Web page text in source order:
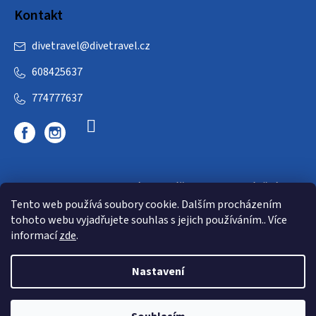
Tento web používá soubory cookie. Dalším procházením
tohoto webu vyjadřujete souhlas s jejich používáním.. Více
informacízde.
Nastavení
Kontakt
divetravel@divetravel.cz
608425637
774777637
DIVETRAVEL - cestovní kancelář - cesty za potápěním
Copyright 2026E-dive. Všechna práva vyhrazena.